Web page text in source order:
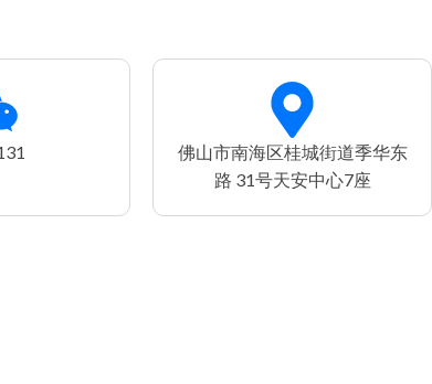
佛山市南海区桂城街道季华东
路 31号天安中心7座